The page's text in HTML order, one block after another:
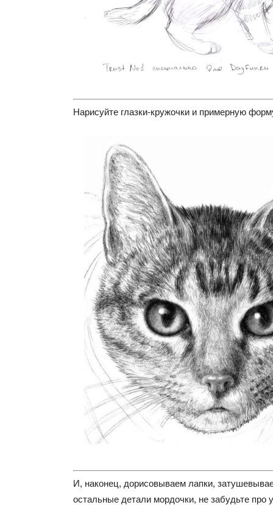
Нарисуйте глазки-кружочки и примерную
И, наконец, дорисовываем лапки,
остальные детали мордочки, не забудьте про